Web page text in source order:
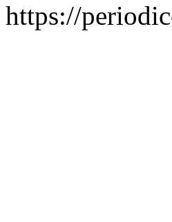
https://